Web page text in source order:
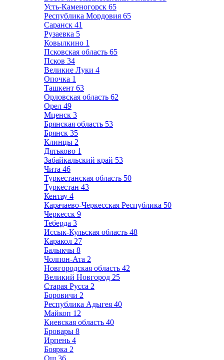
Усть-Каменогорск 65
Республика Мордовия 65
Саранск 41
Рузаевка 5
Ковылкино 1
Псковская область 65
Псков 34
Великие Луки 4
Опочка 1
Ташкент 63
Орловская область 62
Орел 49
Мценск 3
Брянская область 53
Брянск 35
Клинцы 2
Дятьково 1
Забайкальский край 53
Чита 46
Туркестанская область 50
Туркестан 43
Кентау 4
Карачаево-Черкесская Республика 50
Черкесск 9
Теберда 3
Иссык-Кульская область 48
Каракол 27
Балыкчы 8
Чолпон-Ата 2
Новгородская область 42
Великий Новгород 25
Старая Русса 2
Боровичи 2
Республика Адыгея 40
Майкоп 12
Киевская область 40
Бровары 8
Ирпень 4
Боярка 2
Ош 36